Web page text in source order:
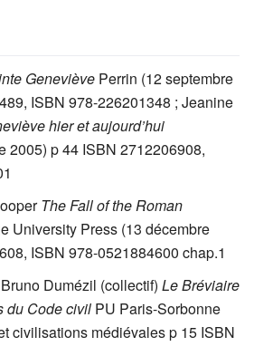
Geneviève Perrin (12 septembre
ISBN 978-226201348 ; Jeanine
hier et aujourd’hui
2005) p 44 ISBN 2712206908,
The Fall of the Roman
University Press (13 décembre
ISBN 978-0521884600 chap.1
Dumézil (collectif) Le Bréviaire
du Code civil PU Paris-Sorbonne
civilisations médiévales p 15 ISBN